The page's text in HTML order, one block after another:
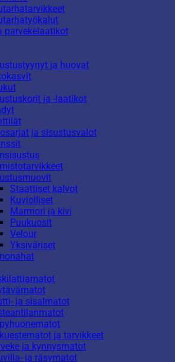
parvekelaatikot
ja huovat
ja -laatikot
ja sisustusvalot
Staattiset kalvot
Kuviolliset
Marmori ja kivi
Puukuosit
Velour
Yksiväriset
ja sisalmatot
ja tarvikkeet
ja kynnysmatot
ja räsymatot